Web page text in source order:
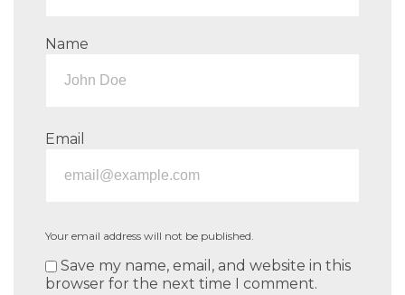
Name
Email
Your email address will not be published.
Save my name, email, and website in this
browser for the next time I comment.